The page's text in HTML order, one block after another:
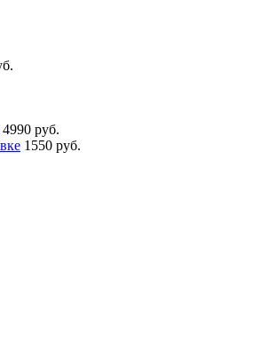
4990 руб.
1550 руб.